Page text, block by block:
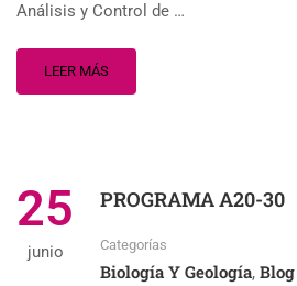
Análisis y Control de …
LEER MÁS
25
junio
PROGRAMA A20-30
Categorías
Biología Y Geología, Blog